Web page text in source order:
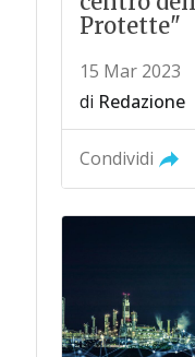
Protette"
15 Mar 2023
di Redazione
Condividi